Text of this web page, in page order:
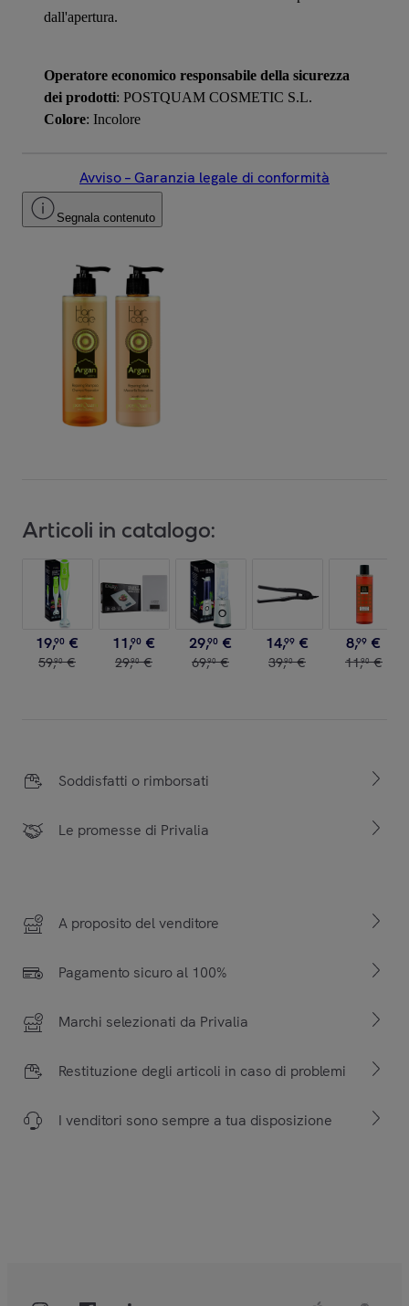
dall'apertura.
Operatore economico responsabile della sicurezza
dei prodotti: POSTQUAM COSMETIC S.L.
Colore: Incolore
Avviso – Garanzia legale di conformità
Segnala contenuto
Articoli in catalogo:
19,90 €
59,90 €
11,90 €
29,90 €
29,90 €
69,90 €
14,99 €
39,90 €
8,99 €
11,90 €
Soddisfatti o rimborsati
Le promesse di Privalia
A proposito del venditore
Pagamento sicuro al 100%
Marchi selezionati da Privalia
Restituzione degli articoli in caso di problemi
I venditori sono sempre a tua disposizione